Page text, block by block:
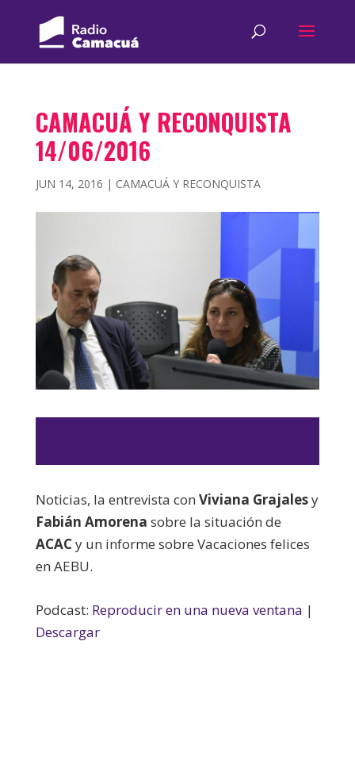
CAMACUÁ Y RECONQUISTA
14/06/2016
JUN 14, 2016 | CAMACUÁ Y RECONQUISTA
Noticias, la entrevista con Viviana Grajalesy
Fabián Amorena sobre la situación de
ACACy un informe sobre Vacaciones felices
en AEBU.
Podcast: Reproducir en una nueva ventana |
Descargar